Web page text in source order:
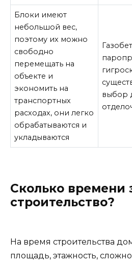
Блоки имеют
небольшой вес,
поэтому их можно
свободно
перемещать на
объекте и
экономить на
транспортных
расходах, они легко
обрабатываются и
укладываются
выбор
Сколько времени
строительство?
На время строительства
площадь, этажность,